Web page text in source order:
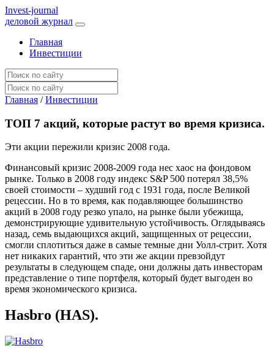
Invest-journal
деловой журнал
Главная
Инвестиции
Главная / Инвестиции
ТОП 7 акций, которые растут во время кризиса.
Эти акции пережили кризис 2008 года.
Финансовый кризис 2008-2009 года нес хаос на фондовом
рынке. Только в 2008 году индекс S&P 500 потерял 38,5%
своей стоимости – худший год с 1931 года, после Великой
рецессии. Но в то время, как подавляющее большинство
акций в 2008 году резко упало, на рынке были убежища,
демонстрирующие удивительную устойчивость. Оглядываясь
назад, семь выдающихся акций, защищенных от рецессии,
смогли сплотиться даже в самые темные дни Уолл-стрит. Хотя
нет никаких гарантий, что эти же акции превзойдут
результаты в следующем спаде, они должны дать инвесторам
представление о типе портфеля, который будет выгоден во
время экономического кризиса.
Hasbro (HAS).